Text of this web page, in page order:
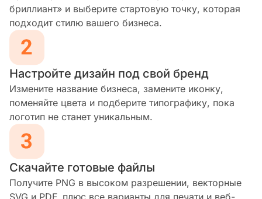
бриллиант» и выберите стартовую точку, которая
подходит стилю вашего бизнеса.
Настройте дизайн под свой бренд
Измените название бизнеса, замените иконку,
поменяйте цвета и подберите типографику, пока
логотип не станет уникальным.
Скачайте готовые файлы
Получите PNG в высоком разрешении, векторные
SVG и PDF, плюс все варианты для печати и веб-